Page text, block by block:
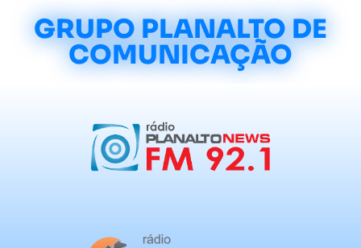
GRUPO PLANALTO DE
COMUNICAÇÃO